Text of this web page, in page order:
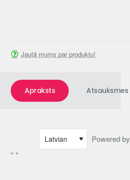
Jautā mums par produktu!
Apraksts Atsauksmes
Powered by
" "